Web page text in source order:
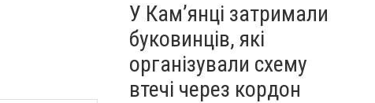
У Кам’янці затримали
буковинців, які
організували схему
втечі через кордон